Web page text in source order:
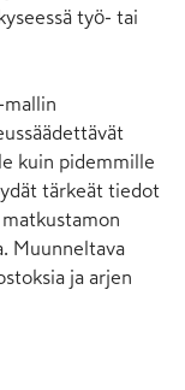
työ- tai
mallin
kuin pidemmille
tärkeät tiedot
Muunneltava
ja arjen